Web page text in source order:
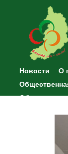
Новости О